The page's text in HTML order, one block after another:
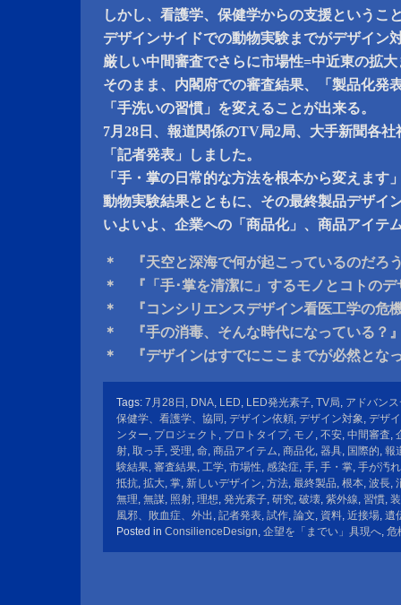
しかし、看護学、保健学からの支援というこ
デザインサイドでの動物実験までがデザイン
厳しい中間審査でさらに市場性=中近東の拡
そのまま、内閣府での審査結果、「製品化発
「手洗いの習慣」を変えることが出来る。
7月28日、報道関係のTV局2局、大手新聞各社
「記者発表」しました。
「手・掌の日常的な方法を根本から変えます
動物実験結果とともに、その最終製品デザイ
いよいよ、企業への「商品化」、商品アイテ
＊ 『天空と深海で何が起こっているのだろ
＊ 『「手･掌を清潔に」するモノとコトのデ
＊ 『コンシリエンスデザイン看医工学の危
＊ 『手の消毒、そんな時代になっている？
＊ 『デザインはすでにここまでが必然とな
Tags: 7月28日 , DNA, LED, LED発光素子, TV局, アドバン
保健学、看護学、協同 , デザイン依頼, デザイン対象, デザ
ンター, プロジェクト , プロトタイプ, モノ , 不安, 中間審査,
射, 取っ手, 受理, 命, 商品アイテム, 商品化, 器具, 国際的, 報
験結果, 審査結果, 工学, 市場性, 感染症, 手, 手・掌, 手が汚
抵抗, 拡大, 掌, 新しいデザイン, 方法, 最終製品, 根本, 波長,
無理, 無謀, 照射, 理想, 発光素子, 研究, 破壊, 紫外線, 習慣,
風邪、敗血症、外出 , 記者発表, 試作, 論文, 資料, 近接場, 遺
Posted in ConsilienceDesign, 企望を「までい」具現へ, 危